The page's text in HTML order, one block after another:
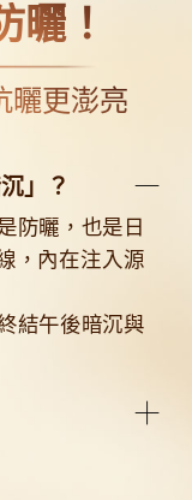
曬！
曬更澎亮
」？
防曬，也是日
，內在注入源
結午後暗沉與